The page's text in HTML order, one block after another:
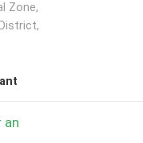
Zone,
an